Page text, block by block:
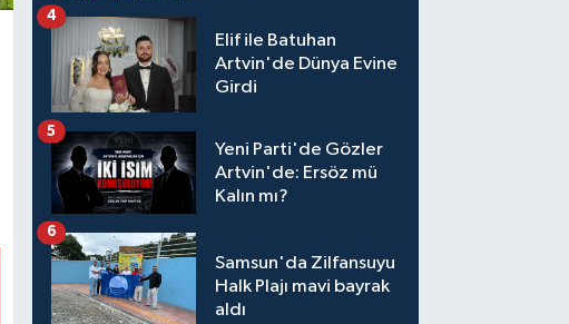
Elif ile Batuhan
Artvin'de Dünya Evine
Girdi
4
Yeni Parti'de Gözler
Artvin'de: Ersöz mü
Kalın mı?
5
Samsun'da Zilfansuyu
Halk Plajı mavi bayrak
aldı
6